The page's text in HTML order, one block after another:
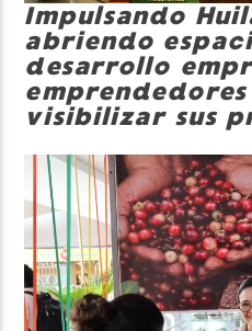
Impulsando
abriendo
desarrollo
visibilizar sus